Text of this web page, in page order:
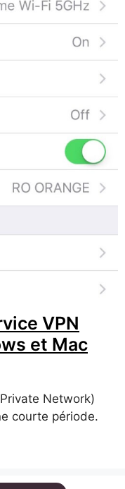
VPN
et Mac
Network)
courte période.